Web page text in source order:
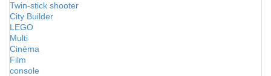
Twin-stick shooter
City Builder
LEGO
Multi
Cinéma
Film
console